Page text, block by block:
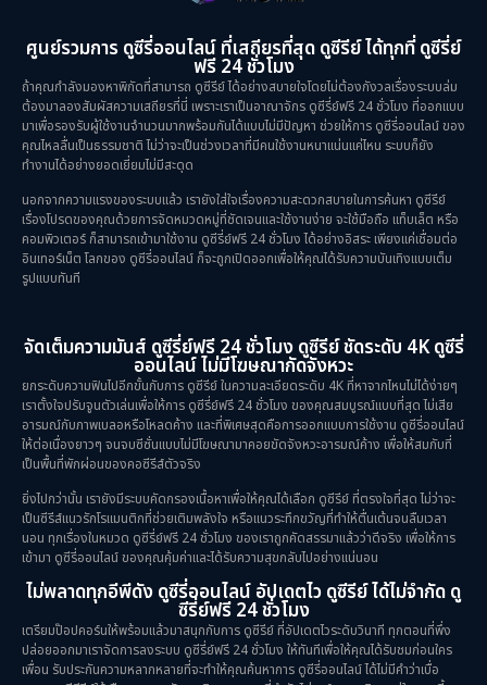
ศูนย์รวมการ ดูซีรี่ออนไลน์ ที่เสถียรที่สุด ดูซีรีย์ ได้ทุกที่ ดูซีรี่ย์
ฟรี 24 ชั่วโมง
ถ้าคุณกำลังมองหาพิกัดที่สามารถ ดูซีรีย์ ได้อย่างสบายใจโดยไม่ต้องกังวลเรื่องระบบล่ม
ต้องมาลองสัมผัสความเสถียรที่นี่ เพราะเราเป็นอาณาจักร ดูซีรี่ย์ฟรี 24 ชั่วโมง ที่ออกแบบ
มาเพื่อรองรับผู้ใช้งานจำนวนมากพร้อมกันได้แบบไม่มีปัญหา ช่วยให้การ ดูซีรี่ออนไลน์ ของ
คุณไหลลื่นเป็นธรรมชาติ ไม่ว่าจะเป็นช่วงเวลาที่มีคนใช้งานหนาแน่นแค่ไหน ระบบก็ยัง
ทำงานได้อย่างยอดเยี่ยมไม่มีสะดุด
นอกจากความแรงของระบบแล้ว เรายังใส่ใจเรื่องความสะดวกสบายในการค้นหา ดูซีรีย์
เรื่องโปรดของคุณด้วยการจัดหมวดหมู่ที่ชัดเจนและใช้งานง่าย จะใช้มือถือ แท็บเล็ต หรือ
คอมพิวเตอร์ ก็สามารถเข้ามาใช้งาน ดูซีรี่ย์ฟรี 24 ชั่วโมง ได้อย่างอิสระ เพียงแค่เชื่อมต่อ
อินเทอร์เน็ต โลกของ ดูซีรี่ออนไลน์ ก็จะถูกเปิดออกเพื่อให้คุณได้รับความบันเทิงแบบเต็ม
รูปแบบทันที
จัดเต็มความมันส์ ดูซีรี่ย์ฟรี 24 ชั่วโมง ดูซีรีย์ ชัดระดับ 4K ดูซีรี่
ออนไลน์ ไม่มีโฆษณากัดจังหวะ
ยกระดับความฟินไปอีกขั้นกับการ ดูซีรีย์ ในความละเอียดระดับ 4K ที่หาจากไหนไม่ได้ง่ายๆ
เราตั้งใจปรับจูนตัวเล่นเพื่อให้การ ดูซีรี่ย์ฟรี 24 ชั่วโมง ของคุณสมบูรณ์แบบที่สุด ไม่เสีย
อารมณ์กับภาพเบลอหรือโหลดค้าง และที่พิเศษสุดคือการออกแบบการใช้งาน ดูซีรี่ออนไลน์
ให้ต่อเนื่องยาวๆ จนจบซีซั่นแบบไม่มีโฆษณามาคอยขัดจังหวะอารมณ์ค้าง เพื่อให้สมกับที่
เป็นพื้นที่พักผ่อนของคอซีรีส์ตัวจริง
ยิ่งไปกว่านั้น เรายังมีระบบคัดกรองเนื้อหาเพื่อให้คุณได้เลือก ดูซีรีย์ ที่ตรงใจที่สุด ไม่ว่าจะ
เป็นซีรีส์แนวรักโรแมนติกที่ช่วยเติมพลังใจ หรือแนวระทึกขวัญที่ทำให้ตื่นเต้นจนลืมเวลา
นอน ทุกเรื่องในหมวด ดูซีรี่ย์ฟรี 24 ชั่วโมง ของเราถูกคัดสรรมาแล้วว่าดีจริง เพื่อให้การ
เข้ามา ดูซีรี่ออนไลน์ ของคุณคุ้มค่าและได้รับความสุขกลับไปอย่างแน่นอน
ไม่พลาดทุกอีพีดัง ดูซีรี่ออนไลน์ อัปเดตไว ดูซีรีย์ ได้ไม่จำกัด ดู
ซีรี่ย์ฟรี 24 ชั่วโมง
เตรียมป๊อปคอร์นให้พร้อมแล้วมาสนุกกับการ ดูซีรีย์ ที่อัปเดตไวระดับวินาที ทุกตอนที่พึ่ง
ปล่อยออกมาเราจัดการลงระบบ ดูซีรี่ย์ฟรี 24 ชั่วโมง ให้ทันทีเพื่อให้คุณได้รับชมก่อนใคร
เพื่อน รับประกันความหลากหลายที่จะทำให้คุณค้นหาการ ดูซีรี่ออนไลน์ ได้ไม่มีคำว่าเบื่อ